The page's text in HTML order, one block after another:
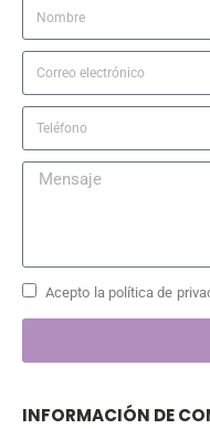
Acepto la política de
INFORMACIÓN DE